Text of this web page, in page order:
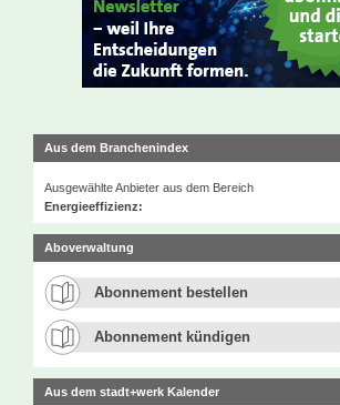
Aus dem Branchenindex
Ausgewählte Anbieter aus dem Bereich
Energieeffizienz:
Aboverwaltung
Abonnement bestellen
Abonnement kündigen
Aus dem stadt+werk Kalender